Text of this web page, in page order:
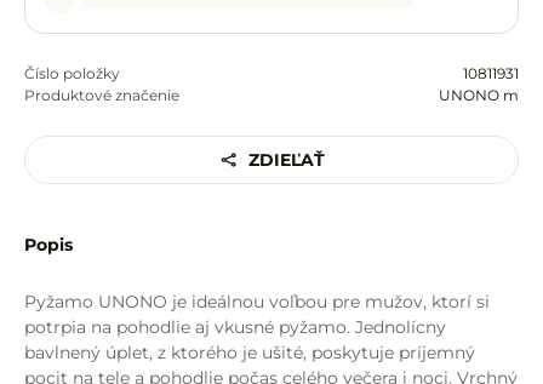
Číslo položky
10811931
Produktové značenie
UNONO m
ZDIEĽAŤ
Popis
Pyžamo UNONO je ideálnou voľbou pre mužov, ktorí si
potrpia na pohodlie aj vkusné pyžamo. Jednolícny
bavlnený úplet, z ktorého je ušité, poskytuje príjemný
pocit na tele a pohodlie počas celého večera i noci. Vrchný